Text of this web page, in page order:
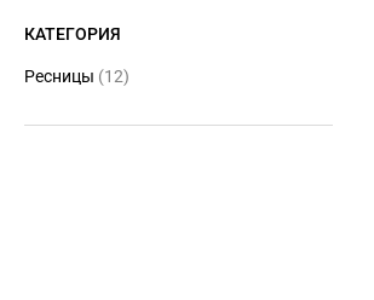
КАТЕГОРИЯ
Ресницы (12)